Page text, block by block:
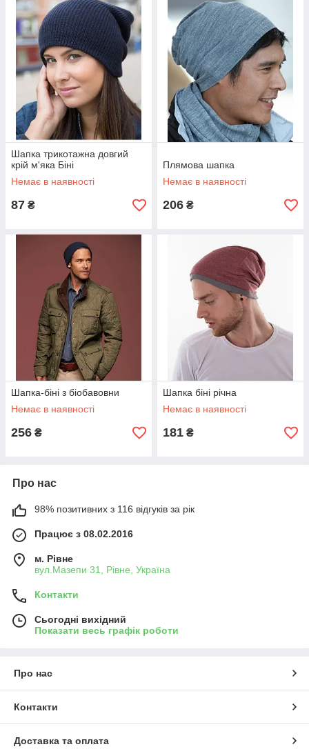
Шапка трикотажна довгий
крій м'яка Біні
Немає в наявності
87 ₴
Плямова шапка
Немає в наявності
206 ₴
Шапка-біні з біобавовни
Немає в наявності
256 ₴
Шапка біні річна
Немає в наявності
181 ₴
Про нас
98% позитивних з 116 відгуків за рік
Працює з 08.02.2016
м. Рівне
вул.Мазепи 31, Рівне, Україна
Контакти
Сьогодні вихідний
Показати весь графік роботи
Про нас
Контакти
Доставка та оплата